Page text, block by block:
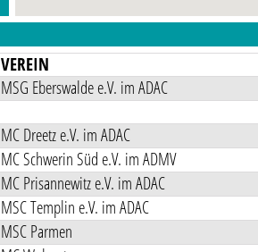
VEREIN
MSG Eberswalde e.V. im ADAC
MC Dreetz e.V. im ADAC
MC Schwerin Süd e.V. im ADMV
MC Prisannewitz e.V. im ADAC
MSC Templin e.V. im ADAC
MSC Parmen